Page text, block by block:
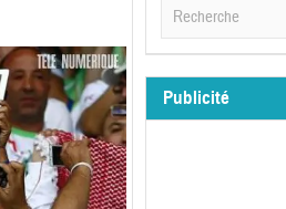
Publicité